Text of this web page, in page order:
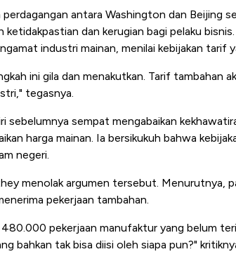
antara Washington dan Beijing
ketidakpastian dan kerugian bagi pelaku bisnis.
industri mainan, menilai kebijakan tarif
ini gila dan menakutkan. Tarif tambahan
tegasnya.
sebelumnya sempat mengabaikan
harga mainan. Ia bersikukuh bahwa
negeri.
menolak argumen tersebut. Menurutnya,
pekerjaan tambahan.
pekerjaan manufaktur yang belum
bahkan tak bisa diisi oleh siapa pun?"